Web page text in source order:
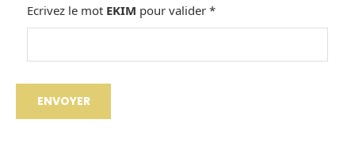
Ecrivez le mot EKIM pour valider *